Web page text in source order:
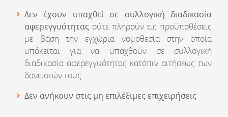
Δεν έχουν υπαχθεί σε συλλογική διαδικασία
αφερεγγυότητας ούτε πληρούν τις προϋποθέσεις
με βάση την εγχώρια νομοθεσία στην οποία
υπόκειται για να υπαχθούν σε συλλογική
διαδικασία αφερεγγυότητας κατόπιν αιτήσεως των
δανειστών τους.
Δεν ανήκουν στις μη επιλέξιμες επιχειρήσεις